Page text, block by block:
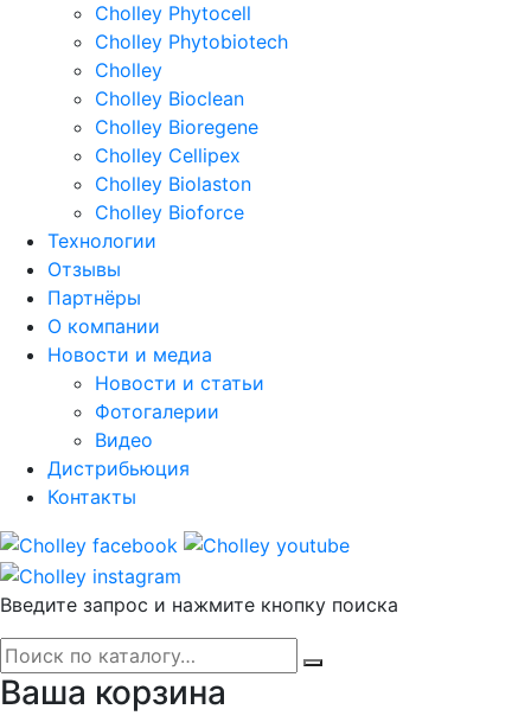
Cholley Phytocell
Cholley Phytobiotech
Cholley
Cholley Bioclean
Cholley Bioregene
Cholley Cellipex
Cholley Biolaston
Cholley Bioforce
Технологии
Отзывы
Партнёры
О компании
Новости и медиа
Новости и статьи
Фотогалерии
Видео
Дистрибьюция
Контакты
Введите запрос и нажмите кнопку поиска
Ваша корзина